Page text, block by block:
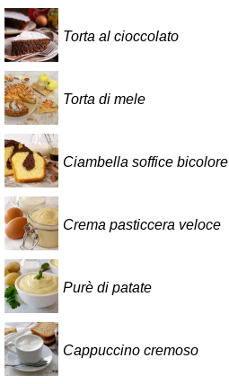
Torta al cioccolato
Torta di mele
Ciambella soffice bicolore
Crema pasticcera veloce
Purè di patate
Cappuccino cremoso